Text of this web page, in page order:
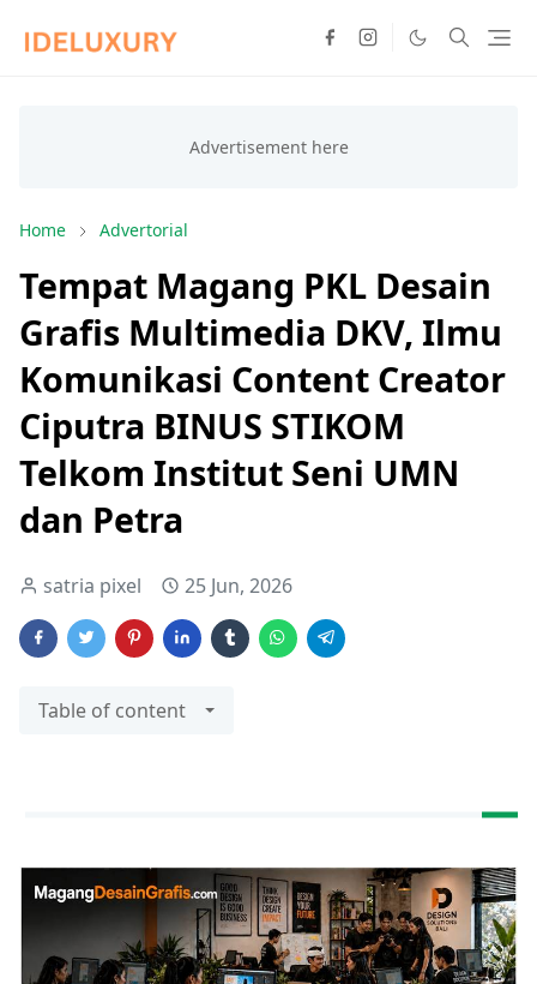
Home Advertorial
Tempat Magang PKL Desain
Grafis Multimedia DKV, Ilmu
Komunikasi Content Creator
Ciputra BINUS STIKOM
Telkom Institut Seni UMN
dan Petra
satria pixel 25 Jun, 2026
Table of content